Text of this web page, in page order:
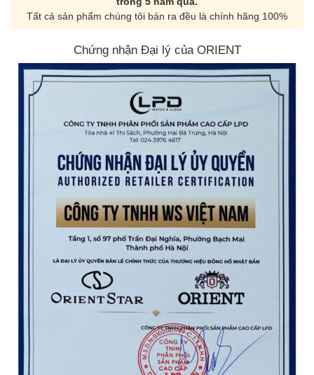
Tất cả sản phẩm chúng tôi bán ra đều là chính hãng 100%
Chứng nhận Đại lý của ORIENT